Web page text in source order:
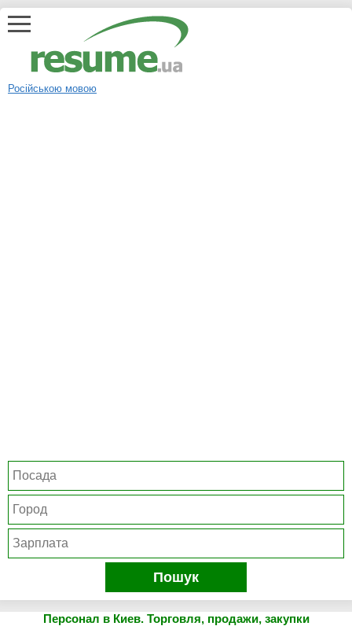
Російською мовою
Пошук
Персонал в Киев. Торговля, продажи, закупки